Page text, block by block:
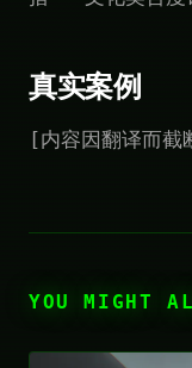
真实案例
[内容因翻译而截
YOU MIGHT